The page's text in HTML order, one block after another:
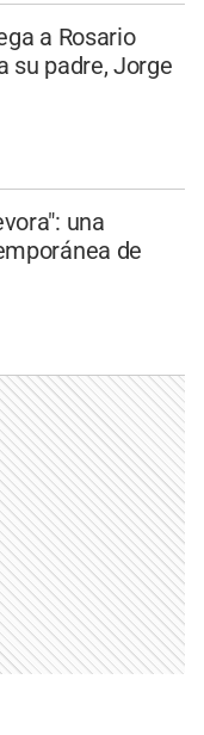
a Rosario
su padre, Jorge
una
de